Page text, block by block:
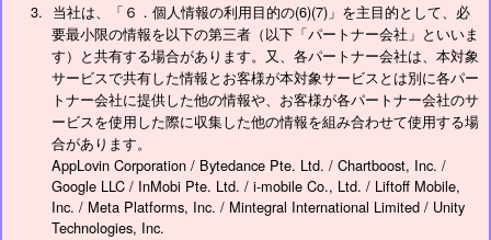
当社は、「６．個人情報の利用目的の(6)(7)」を主目的として、必
要最小限の情報を以下の第三者（以下「パートナー会社」といいま
す）と共有する場合があります。又、各パートナー会社は、本対象
サービスで共有した情報とお客様が本対象サービスとは別に各パー
トナー会社に提供した他の情報や、お客様が各パートナー会社のサ
ービスを使用した際に収集した他の情報を組み合わせて使用する場
合があります。
AppLovin Corporation / Bytedance Pte. Ltd. / Chartboost, Inc. /
Google LLC / InMobi Pte. Ltd. / i-mobile Co., Ltd. / Liftoff Mobile,
Inc. / Meta Platforms, Inc. / Mintegral International Limited / Unity
Technologies, Inc.